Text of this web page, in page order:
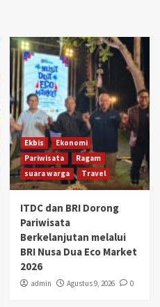
Ekbis
Ekonomi
Pariwisata
Ragam
suara warga
Travel
ITDC dan BRI Dorong
Pariwisata
Berkelanjutan melalui
BRI Nusa Dua Eco Market
2026
admin Agustus 9, 2026 0